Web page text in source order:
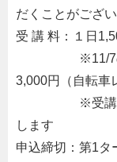
だくことがござい
受 講 料：１日
※11/7
3,000円（自転車
※受講
します
申込締切：第1